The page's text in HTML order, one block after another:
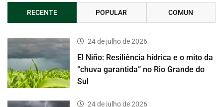
RECENTE POPULAR COMUN
24 de julho de 2026
El Niño: Resiliência hídrica e o mito da
“chuva garantida” no Rio Grande do
Sul
24 de julho de 2026